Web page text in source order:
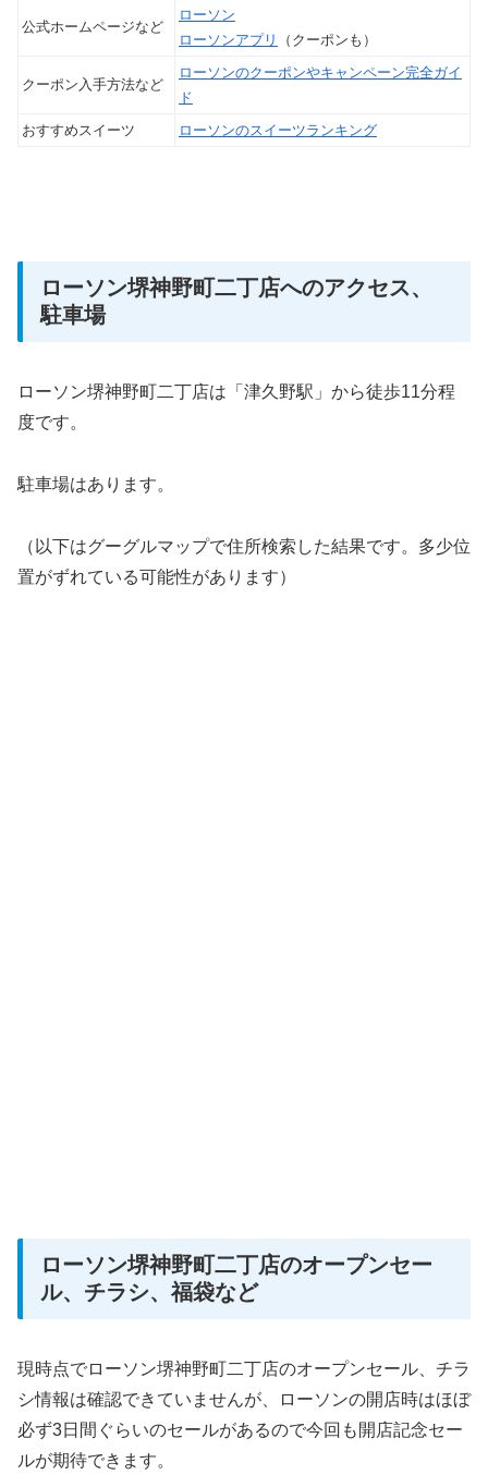
公式ホームページなど
ローソン
ローソンアプリ
（クーポンも）
クーポン入手方法など
ローソンのクーポンやキャンペーン完全ガイ
ド
おすすめスイーツ
ローソンのスイーツランキング
ローソン堺神野町二丁店へのアクセス、
駐車場
ローソン堺神野町二丁店は「津久野駅」から徒歩11分程
度です。
駐車場はあります。
（以下はグーグルマップで住所検索した結果です。多少位
置がずれている可能性があります）
ローソン堺神野町二丁店のオープンセー
ル、チラシ、福袋など
現時点でローソン堺神野町二丁店のオープンセール、チラ
シ情報は確認できていませんが、ローソンの開店時はほぼ
必ず3日間ぐらいのセールがあるので今回も開店記念セー
ルが期待できます。